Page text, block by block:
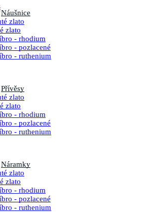
Náušnice
zlato
zlato
- rhodium
- pozlacené
- ruthenium
Přívěsy
zlato
zlato
- rhodium
- pozlacené
- ruthenium
Náramky
zlato
zlato
- rhodium
- pozlacené
- ruthenium